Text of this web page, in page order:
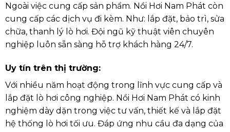
Ngoài việc cung cấp sản phẩm. Nồi Hơi Nam Phát còn
cung cấp các dịch vụ đi kèm. Như: lắp đặt, bảo trì, sửa
chữa, thanh lý lò hơi. Đội ngũ kỹ thuật viên chuyên
nghiệp luôn sẵn sàng hỗ trợ khách hàng 24/7.
Uy tín trên thị trường:
Với nhiều năm hoạt động trong lĩnh vực cung cấp và
lắp đặt lò hơi công nghiệp. Nồi Hơi Nam Phát có kinh
nghiệm dày dặn trong việc tư vấn, thiết kế và lắp đặt
hệ thống lò hơi tối ưu. Đáp ứng nhu cầu đa dạng của